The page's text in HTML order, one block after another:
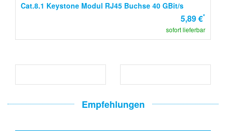
Cat.8.1 Keystone Modul RJ45 Buchse 40 GBit/s
5,89 €*
sofort lieferbar
Empfehlungen